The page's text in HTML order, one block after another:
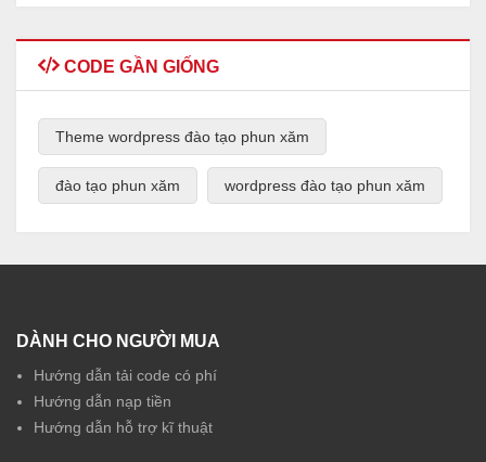
CODE GẦN GIỐNG
Theme wordpress đào tạo phun xăm
đào tạo phun xăm wordpress đào tạo phun xăm
DÀNH CHO NGƯỜI MUA
Hướng dẫn tải code có phí
Hướng dẫn nạp tiền
Hướng dẫn hỗ trợ kĩ thuật